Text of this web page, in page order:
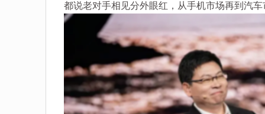
都说老对手相见分外眼红，从手机市场再到汽